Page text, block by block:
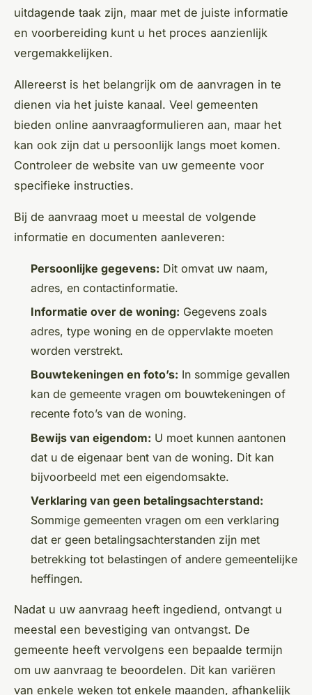
uitdagende taak zijn, maar met de juiste informatie
en voorbereiding kunt u het proces aanzienlijk
vergemakkelijken.
Allereerst is het belangrijk om de aanvragen in te
dienen via het juiste kanaal. Veel gemeenten
bieden online aanvraagformulieren aan, maar het
kan ook zijn dat u persoonlijk langs moet komen.
Controleer de website van uw gemeente voor
specifieke instructies.
Bij de aanvraag moet u meestal de volgende
informatie en documenten aanleveren:
Persoonlijke gegevens: Dit omvat uw naam,
adres, en contactinformatie.
Informatie over de woning: Gegevens zoals
adres, type woning en de oppervlakte moeten
worden verstrekt.
Bouwtekeningen en foto’s: In sommige gevallen
kan de gemeente vragen om bouwtekeningen of
recente foto’s van de woning.
Bewijs van eigendom: U moet kunnen aantonen
dat u de eigenaar bent van de woning. Dit kan
bijvoorbeeld met een eigendomsakte.
Verklaring van geen betalingsachterstand:
Sommige gemeenten vragen om een verklaring
dat er geen betalingsachterstanden zijn met
betrekking tot belastingen of andere gemeentelijke
heffingen.
Nadat u uw aanvraag heeft ingediend, ontvangt u
meestal een bevestiging van ontvangst. De
gemeente heeft vervolgens een bepaalde termijn
om uw aanvraag te beoordelen. Dit kan variëren
van enkele weken tot enkele maanden, afhankelijk